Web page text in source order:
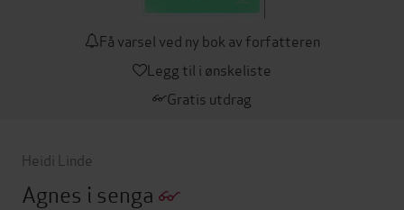
Få varsel ved ny bok av forfatteren
Legg til i ønskeliste
Gratis utdrag
Heidi Linde
Agnes i senga